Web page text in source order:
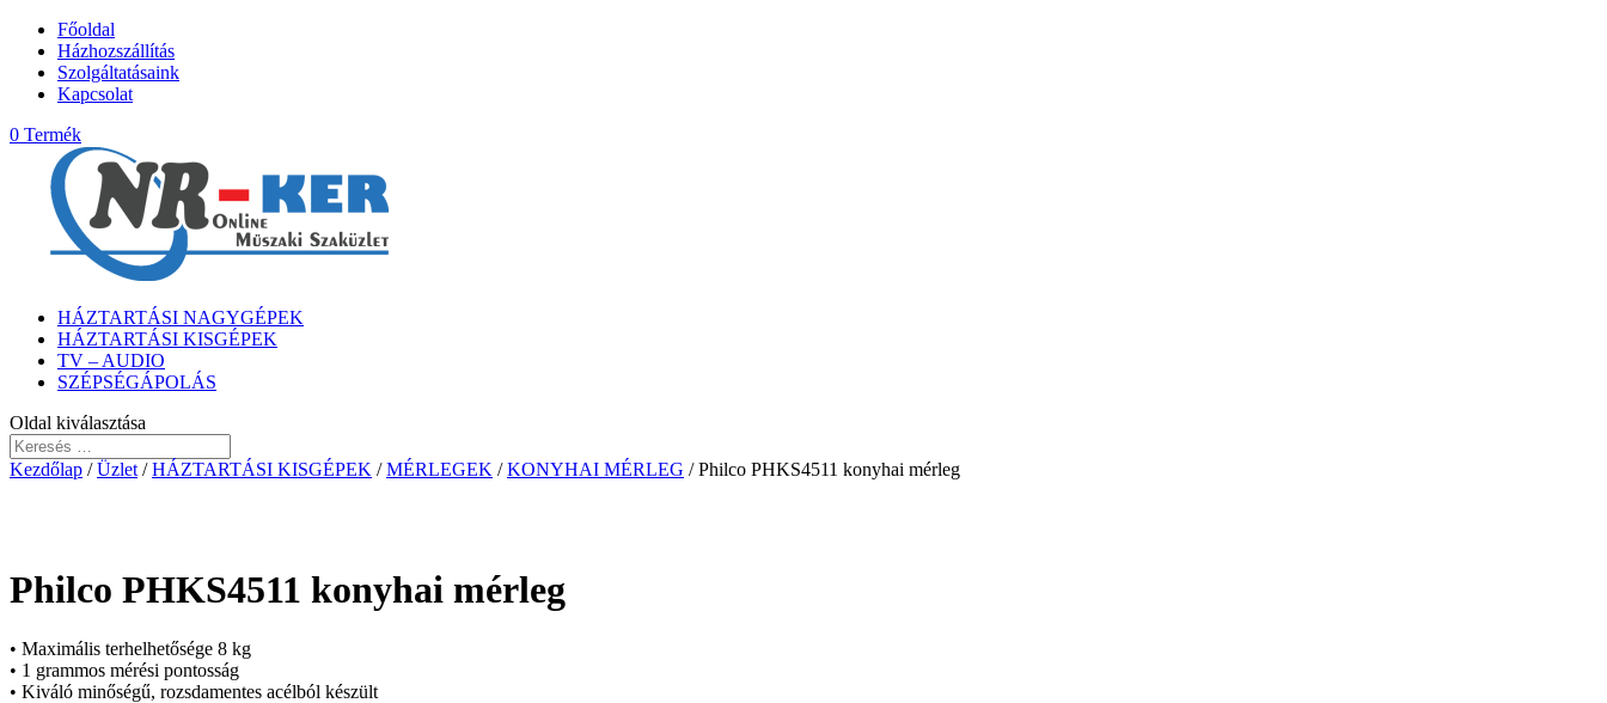
Főoldal
Házhozszállítás
Szolgáltatásaink
Kapcsolat
0 Termék
HÁZTARTÁSI NAGYGÉPEK
HÁZTARTÁSI KISGÉPEK
TV – AUDIO
SZÉPSÉGÁPOLÁS
Oldal kiválasztása
Kezdőlap /Üzlet /HÁZTARTÁSI KISGÉPEK /MÉRLEGEK /KONYHAI MÉRLEG / Philco PHKS4511 konyhai mérleg
Philco PHKS4511 konyhai mérleg
• Maximális terhelhetősége 8 kg
• 1 grammos mérési pontosság
• Kiváló minőségű, rozsdamentes acélból készült